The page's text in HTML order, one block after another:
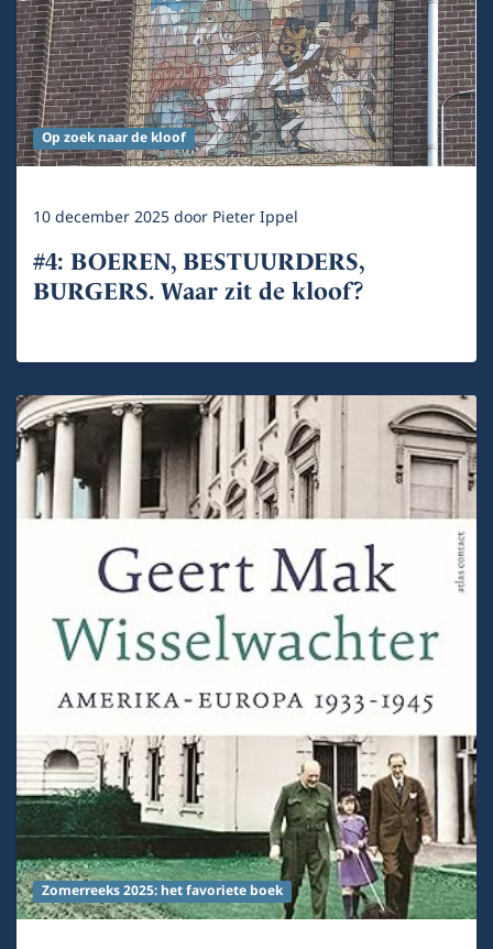
Op zoek naar de kloof
10 december 2025door Pieter Ippel
#4: BOEREN, BESTUURDERS,
BURGERS. Waar zit de kloof?
Zomerreeks 2025: het favoriete boek